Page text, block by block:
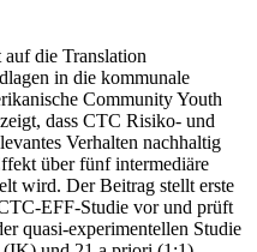
die Translation
in die kommunale
Community Youth
dass CTC Risiko- und
Verhalten nachhaltig
über fünf intermediäre
wird. Der Beitrag stellt erste
EFF-Studie vor und prüft
quasi-experimentellen Studie